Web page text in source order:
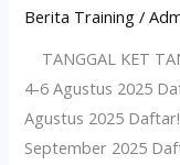
Berita Training /
TANGGAL KET
4-6 Agustus 2025
Agustus 2025
September 2025